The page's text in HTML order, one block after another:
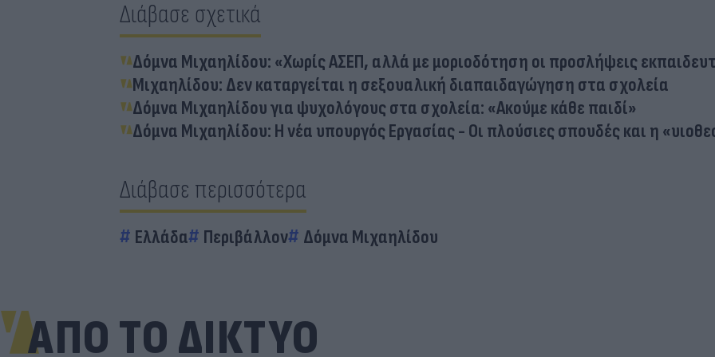
Διάβασε σχετικά
Δόμνα Μιχαηλίδου: «Χωρίς ΑΣΕΠ, αλλά με μοριοδότηση οι προσλήψεις
Μιχαηλίδου: Δεν καταργείται η σεξουαλική διαπαιδαγώγηση στα σχολεία
Δόμνα Μιχαηλίδου για ψυχολόγους στα σχολεία: «Ακούμε κάθε παιδί»
Δόμνα Μιχαηλίδου: Η νέα υπουργός Εργασίας - Οι πλούσιες σπουδές και η
Διάβασε περισσότερα
Ελλάδα Περιβάλλον Δόμνα Μιχαηλίδου
ΑΠΟ ΤΟ ΔΙΚΤΥΟ